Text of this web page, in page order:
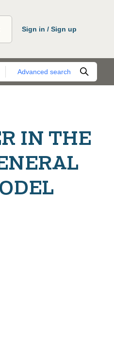
Sign in / Sign up
Advanced search
IN THE